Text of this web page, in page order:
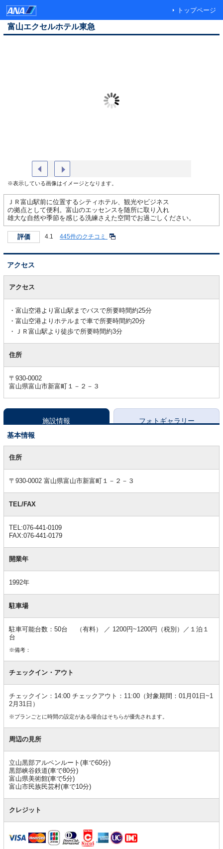
トップページ
富山エクセルホテル東急
※表示している画像はイメージとなります。
ＪＲ富山駅前に位置するシティホテル、観光やビジネス
の拠点として便利。富山のエッセンスを随所に取り入れ
雄大な自然や季節を感じる洗練さえた空間でお過ごしください。
評価 4.1 445件のクチコミ
アクセス
アクセス
富山空港より富山駅までバスで所要時間約25分
富山空港よりホテルまで車で所要時間約20分
ＪＲ富山駅より徒歩で所要時間約3分
住所
〒930-0002
富山県富山市新富町１－２－３
施設情報
フォトギャラリー
基本情報
本住所
〒930-0002 富山県富山市新富町１－２－３
TEL/FAX
TEL:076-441-0109
FAX:076-441-0179
開業年
1992年
駐車場
駐車可能台数：50台 （有料） ／ 1200円~1200円（税別）／１泊１
台
※備考：
チェックイン・アウト
チェックイン：14:00 チェックアウト：11:00（対象期間：01月01日~1
2月31日）
※プランごとに時間の設定がある場合はそちらが優先されます。
周辺の見所
立山黒部アルペンルート(車で60分)
黒部峡谷鉄道(車で80分)
富山県美術館(車で5分)
富山市民族民芸村(車で10分)
クレジット